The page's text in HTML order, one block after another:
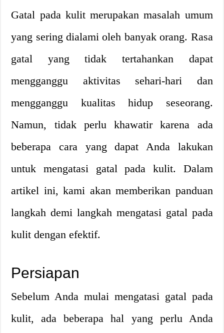
Gatal pada kulit merupakan masalah umum
yang sering dialami oleh banyak orang. Rasa
gatal yang tidak tertahankan dapat
mengganggu aktivitas sehari-hari dan
mengganggu kualitas hidup seseorang.
Namun, tidak perlu khawatir karena ada
beberapa cara yang dapat Anda lakukan
untuk mengatasi gatal pada kulit. Dalam
artikel ini, kami akan memberikan panduan
langkah demi langkah mengatasi gatal pada
kulit dengan efektif.
Persiapan
Sebelum Anda mulai mengatasi gatal pada
kulit, ada beberapa hal yang perlu Anda